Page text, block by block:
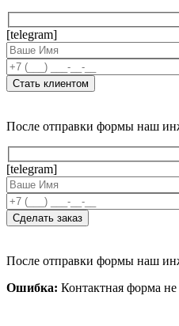
[telegram]
После отправки формы наш
[telegram]
После отправки формы наш
Ошибка: Контактная форма не